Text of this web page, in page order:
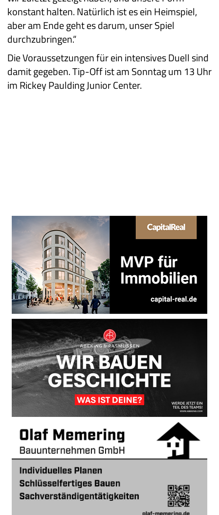
konstant halten. Natürlich ist es ein Heimspiel,
aber am Ende geht es darum, unser Spiel
durchzubringen.“
Die Voraussetzungen für ein intensives Duell sind
damit gegeben. Tip-Off ist am Sonntag um 13 Uhr
im Rickey Paulding Junior Center.